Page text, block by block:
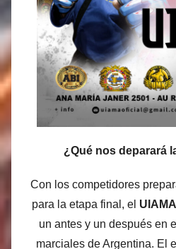
¿Qué nos deparará
Con los competidores
para la etapa final, el
un antes y un después en
marciales de Argentina. El